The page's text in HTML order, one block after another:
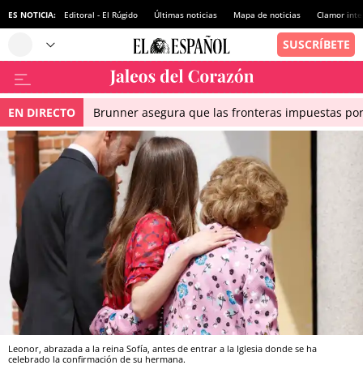
ES NOTICIA: Editoral - El Rúgido Últimas noticias Mapa de noticias Clamor
EN DIRECTO Brunner asegura que las fronteras impuestas
Leonor, abrazada a la reina Sofía, antes de entrar a la Iglesia donde se ha
celebrado la confirmación de su hermana.